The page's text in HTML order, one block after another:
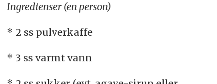
Ingredienser (en person)
* 2 ss pulverkaffe
* 3 ss varmt vann